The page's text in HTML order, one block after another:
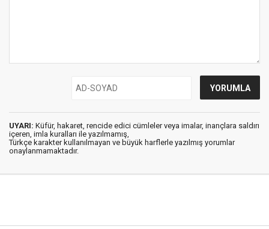
UYARI: Küfür, hakaret, rencide edici cümleler veya imalar, inançlara saldırı
içeren, imla kuralları ile yazılmamış,
Türkçe karakter kullanılmayan ve büyük harflerle yazılmış yorumlar
onaylanmamaktadır.